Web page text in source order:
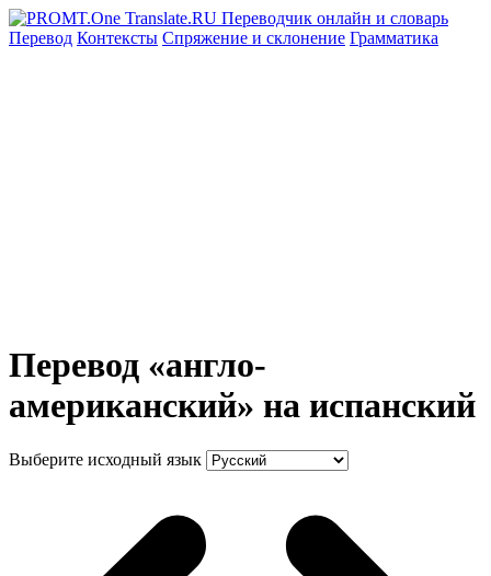
Перевод Контексты Спряжение и склонение Грамматика
Перевод «англо-
американский» на испанский
Выберите исходный язык